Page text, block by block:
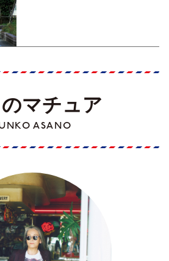
マチュア
ASANO